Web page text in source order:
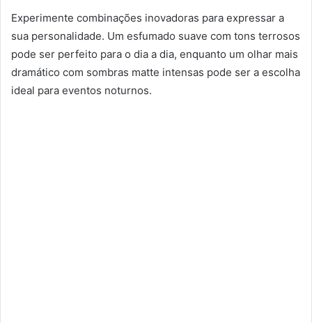
Experimente combinações inovadoras para expressar a
sua personalidade. Um esfumado suave com tons terrosos
pode ser perfeito para o dia a dia, enquanto um olhar mais
dramático com sombras matte intensas pode ser a escolha
ideal para eventos noturnos.